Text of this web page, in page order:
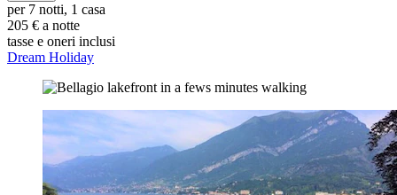
per 7 notti, 1 casa
205 € a notte
tasse e oneri inclusi
Dream Holiday